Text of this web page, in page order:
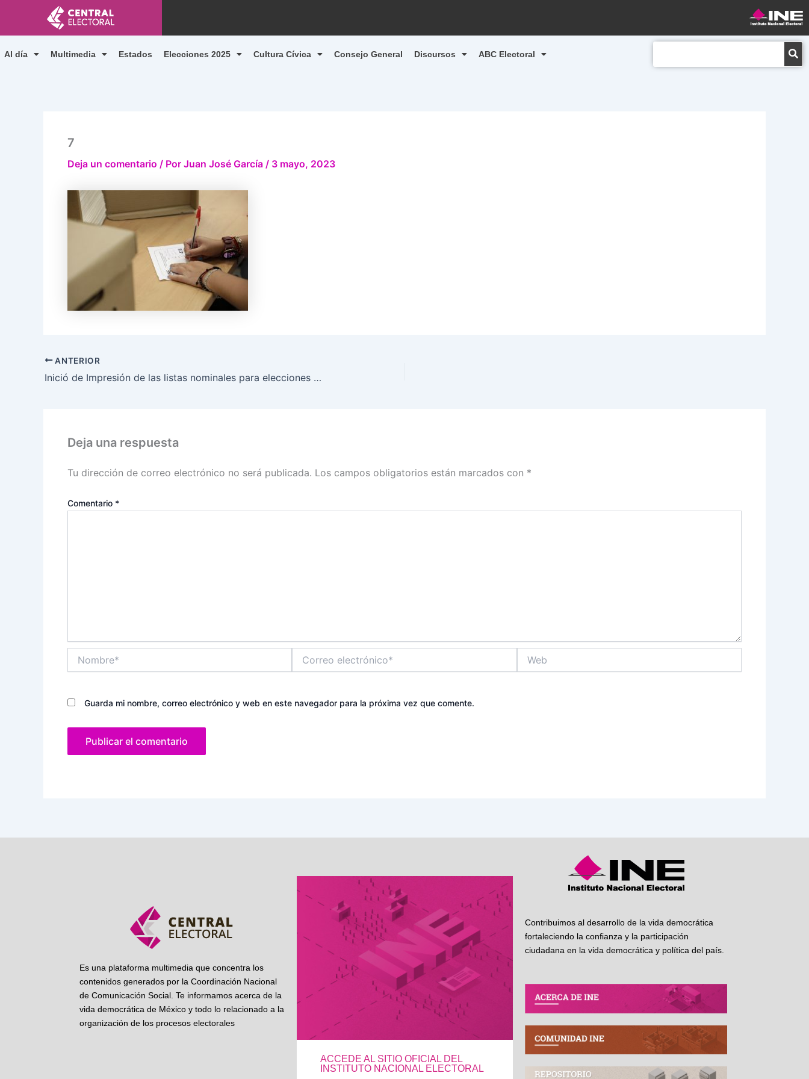
contenido
Al día Multimedia Estados Elecciones 2025 Cultura Cívica Consejo General Discursos ABC Electoral
7
Deja un comentario / Por Juan José García / 3 mayo, 2023
ANTERIOR
Inició de Impresión de las listas nominales para elecciones locales de Coahuila y Estado de México
Deja una respuesta
Tu dirección de correo electrónico no será publicada. Los campos obligatorios están marcados con *
Comentario *
electrónico*
Guarda mi nombre, correo electrónico y web en este navegador para la próxima vez que comente.
Es una plataforma multimedia que concentra los
contenidos generados por la Coordinación Nacional
de Comunicación Social. Te informamos acerca de la
vida democrática de México y todo lo relacionado a la
organización de los procesos electorales
ACCEDE AL SITIO OFICIAL DEL
INSTITUTO NACIONAL ELECTORAL
Contribuimos al desarrollo de la vida democrática
fortaleciendo la confianza y la participación
ciudadana en la vida democrática y política del país.